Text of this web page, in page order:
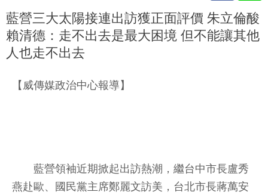
藍營三大太陽接連出訪獲正面評價 朱立倫酸
賴清德：走不出去是最大困境 但不能讓其他
人也走不出去
【威傳媒政治中心報導】
藍營領袖近期掀起出訪熱潮，繼台中市長盧秀
燕赴歐、國民黨主席鄭麗文訪美，台北市長蔣萬安